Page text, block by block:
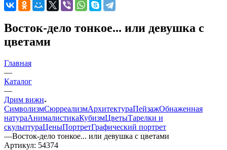
Восток-дело тонкое... или девушка с
цветами
Главная
—
Каталог
—
Дрим вижн
СимволизмСюрреализмАрхитектураПейзажОбнаженная
натураАнималистикаКубизмЦветыТарелки и
скульптураЦеныПортретГрафический портрет
—Восток-дело тонкое... или девушка с цветами
Артикул: 54374